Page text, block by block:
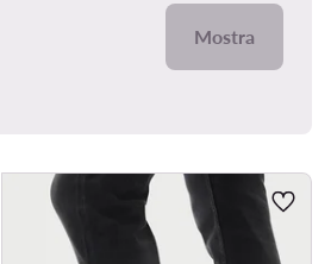
Mostra